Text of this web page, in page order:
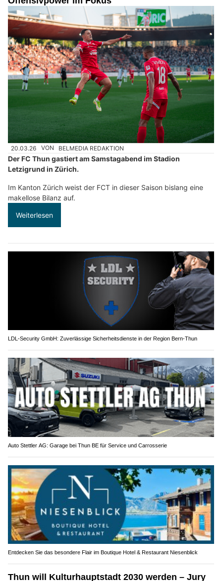
20.03.26 VON BELMEDIA REDAKTION
Der FC Thun gastiert am Samstagabend im Stadion
Letzigrund in Zürich.
Im Kanton Zürich weist der FCT in dieser Saison bislang eine
makellose Bilanz auf.
Weiterlesen
LDL-Security GmbH: Zuverlässige Sicherheitsdienste in der Region Bern-Thun
Auto Stettler AG: Garage bei Thun BE für Service und Carrosserie
Entdecken Sie das besondere Flair im Boutique Hotel & Restaurant Niesenblick
Thun will Kulturhauptstadt 2030 werden – Jury